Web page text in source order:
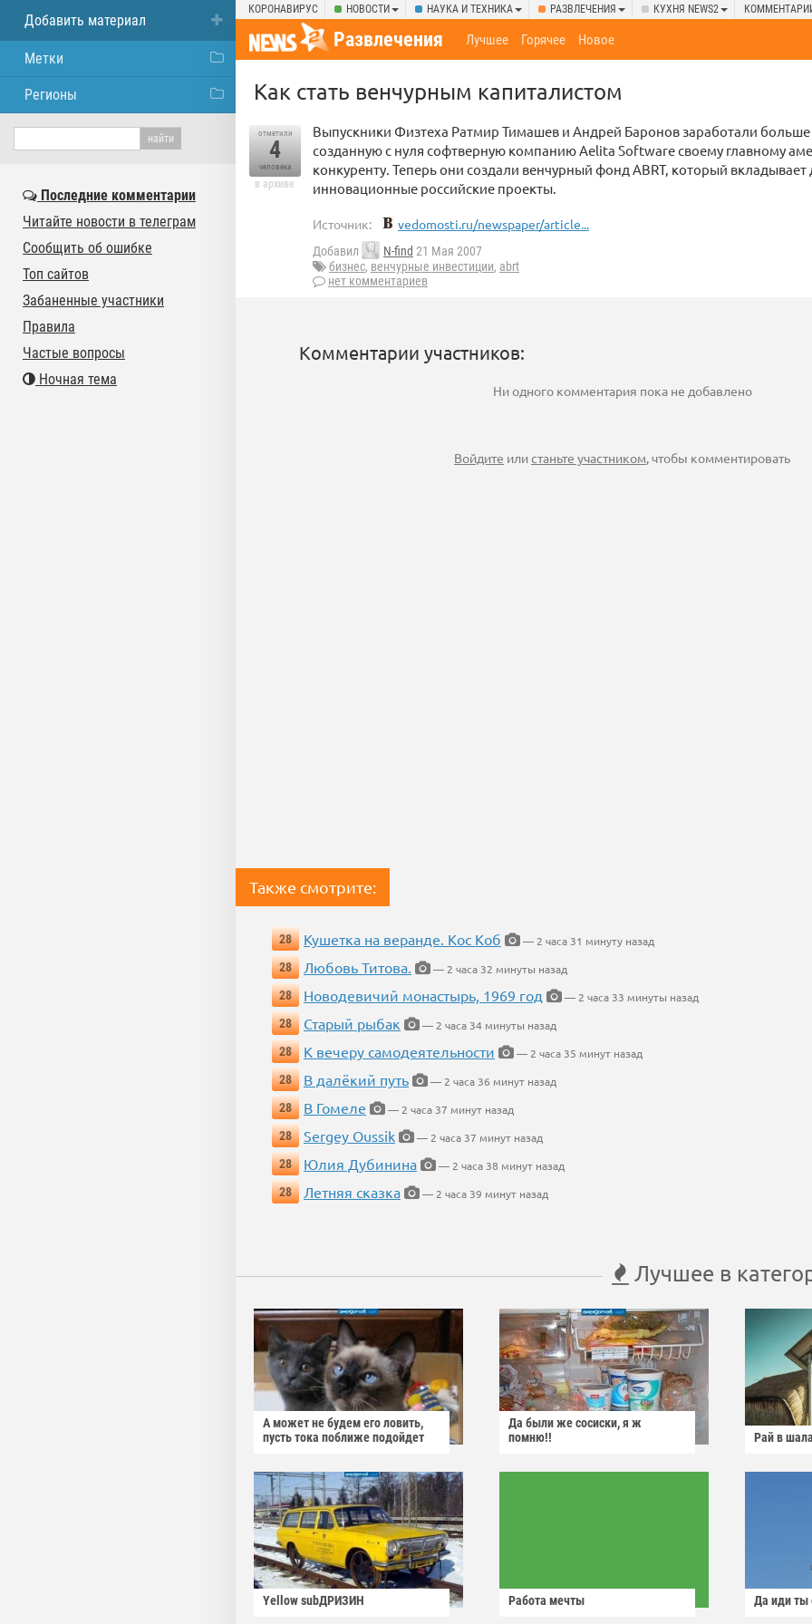
КОРОНАВИРУС НОВОСТИ НАУКА И ТЕХНИКА РАЗВЛЕЧЕНИЯ КУХНЯ NEWS2
Развлечения Лучшее Горячее Новое
Как стать венчурным капиталистом
отметили
4
человека
в архиве
Выпускники Физтеха Ратмир Тимашев и Андрей Баронов заработали
созданную с нуля софтверную компанию Aelita Software своему главному
конкуренту. Теперь они создали венчурный фонд ABRT, который вкладывает
инновационные российские проекты.
Источник: vedomosti.ru/newspaper/article...
Добавил N-find 21 Мая 2007
бизнес, венчурные инвестиции, abrt
нет комментариев
Комментарии участников:
Ни одного комментария пока не добавлено
Войдите илистаньте участником, чтобы комментировать
Также смотрите:
28 Кушетка на веранде. Кос Коб
— 2 часа 31 минуту назад
28
Любовь Титова.
— 2 часа 32 минуты назад
28
Новодевичий монастырь, 1969 год
— 2 часа 33 минуты назад
28
Старый рыбак
— 2 часа 34 минуты назад
28
К вечеру самодеятельности
— 2 часа 35 минут назад
28
В далёкий путь
— 2 часа 36 минут назад
28
В Гомеле
— 2 часа 37 минут назад
28
Sergey Oussik
— 2 часа 37 минут назад
28
Юлия Дубинина
— 2 часа 38 минут назад
28
Летняя сказка — 2 часа 39 минут назад
Лучшее в
А может не будем его ловить,
пусть тока поближе подойдет
Да были же сосиски, я ж
помню!!
Рай в
Yellow subДРИЗИН Работа мечты Да иди ты
Добавить материал
Метки
Регионы
Последние комментарии
Читайте новости в телеграм
Сообщить об ошибке
Топ сайтов
Забаненные участники
Правила
Частые вопросы
Ночная тема